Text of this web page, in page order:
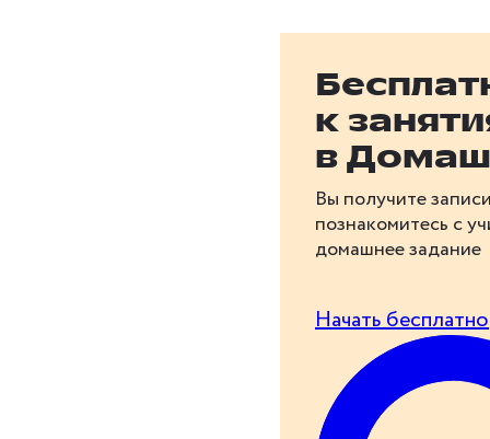
к
в
Вы получите
познакомитесь с
домашнее задание
Начать бесплатно